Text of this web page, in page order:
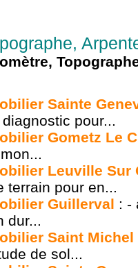
Sainte
pour...
Gometz Le
Leuville Sur
terrain pour en...
Guillerval : -
dur...
Saint Michel
de sol...